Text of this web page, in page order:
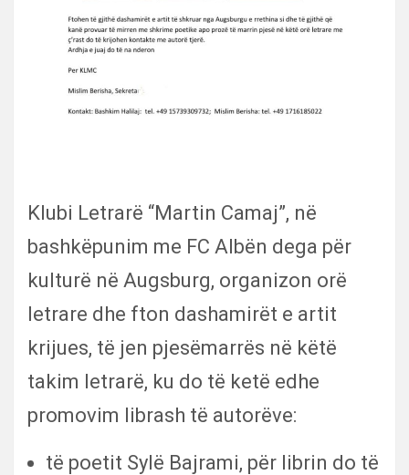
Klubi Letrarë “Martin Camaj”, në
bashkëpunim me FC Albën dega për
kulturë në Augsburg, organizon orë
letrare dhe fton dashamirët e artit
krijues, të jen pjesëmarrës në këtë
takim letrarë, ku do të ketë edhe
promovim librash të autorëve:
të poetit Sylë Bajrami, për librin do të